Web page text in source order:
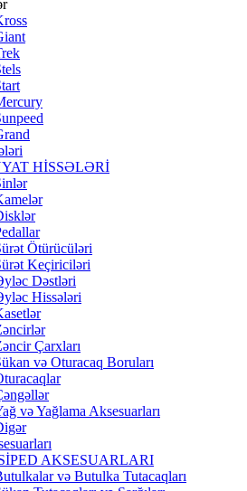
HİSSƏLƏRİ
Ötürücüləri
Keçiriciləri
Dəstləri
Hissələri
Çarxları
və Oturacaq Boruları
və Yağlama Aksesuarları
AKSESUARLARI
və Butulka Tutacaqları